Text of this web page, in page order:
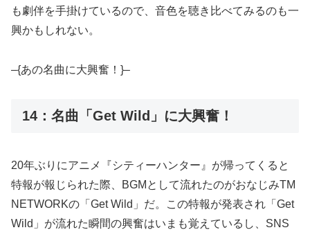
も劇伴を手掛けているので、音色を聴き比べてみるのも一
興かもしれない。
–{あの名曲に大興奮！}–
14：名曲「Get Wild」に大興奮！
20年ぶりにアニメ『シティーハンター』が帰ってくると
特報が報じられた際、BGMとして流れたのがおなじみTM
NETWORKの「Get Wild」だ。この特報が発表され「Get
Wild」が流れた瞬間の興奮はいまも覚えているし、SNS